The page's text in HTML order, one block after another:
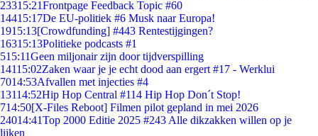
23315:21Frontpage Feedback Topic #60
14415:17De EU-politiek #6 Musk naar Europa!
1915:13[Crowdfunding] #443 Rentestijgingen?
16315:13Politieke podcasts #1
515:11Geen miljonair zijn door tijdverspilling
14115:02Zaken waar je je echt dood aan ergert #17 - Werklui
7014:53Afvallen met injecties #4
13114:52Hip Hop Central #114 Hip Hop Don´t Stop!
714:50[X-Files Reboot] Filmen pilot gepland in mei 2026
24014:41Top 2000 Editie 2025 #243 Alle dikzakken willen op je
lijken